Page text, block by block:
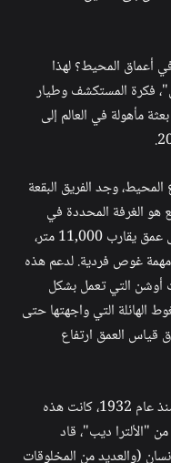
أعماق المحيط؟ لهذا
فكرة المستكشف وطيار
مأهولة في العالم إلى
وجد الفريق البقعة
هو الغرفة المحددة في
هاوية ماريانا في المحيط الهادئ الغربي، على عمق يقارب 11,000 متر،
غوص فردية. لدعم هذه
أوشن التي تعمل بشكل
الهائلة التي واجهتها حتى
قياس العمق ارتفاع
حتى مع تاريخها في إنتاج ساعات الغوص منذ عام 1932، كانت هذه
"الألترا ديب"، قاد
(والعديد من المخلوقات